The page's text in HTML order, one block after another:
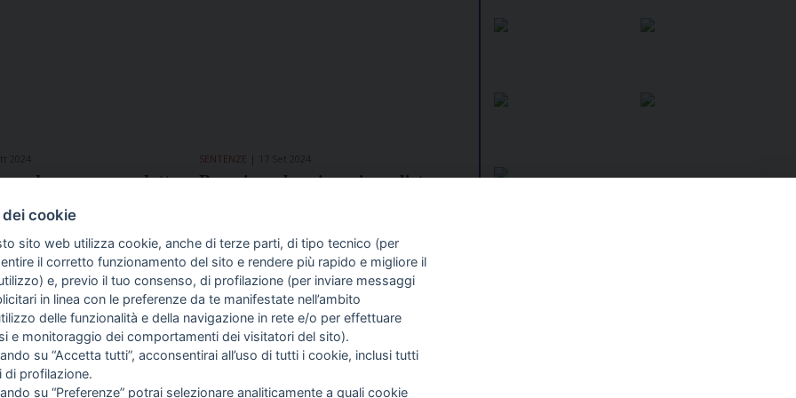
per condotta
la lettura del
sullo sciopero
SENTENZE
Perugia, calunnia a giornalista:
Odg Umbria
16 Avanti
COME TI SENTI?
INTELLIGENZA
dei cookie
sito web utilizza cookie, anche di terze parti, di tipo tecnico (per
il corretto funzionamento del sito e rendere più rapido e migliore il
e, previo il tuo consenso, di profilazione (per inviare messaggi
in linea con le preferenze da te manifestate nell’ambito
delle funzionalità e della navigazione in rete e/o per effettuare
e monitoraggio dei comportamenti dei visitatori del sito).
su “Accetta tutti”, acconsentirai all’uso di tutti i cookie, inclusi tutti
di profilazione.
su “Preferenze” potrai selezionare analiticamente a quali cookie